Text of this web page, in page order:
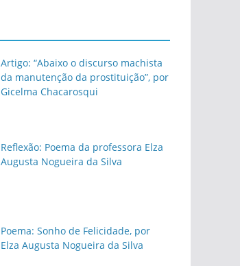
Artigo: “Abaixo o discurso machista
da manutenção da prostituição”, por
Gicelma Chacarosqui
Reflexão: Poema da professora Elza
Augusta Nogueira da Silva
Poema: Sonho de Felicidade, por
Elza Augusta Nogueira da Silva